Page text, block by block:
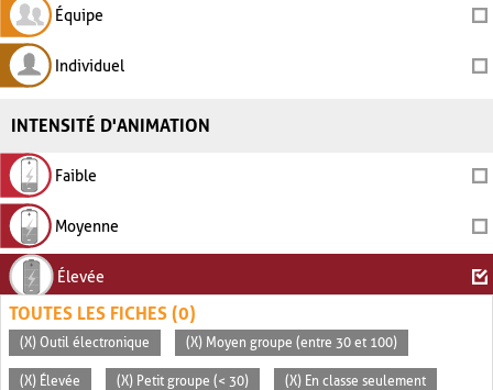
Équipe
Individuel
INTENSITÉ D'ANIMATION
Faible
Moyenne
Élevée
TOUTES LES FICHES (0)
(X) Outil électronique (X) Moyen groupe (entre 30 et 100)
(X) Élevée (X) Petit groupe (< 30) (X) En classe seulement